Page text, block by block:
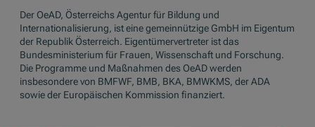
Der OeAD, Österreichs Agentur für Bildung und
Internationalisierung, ist eine gemeinnützige GmbH im Eigentum
der Republik Österreich. Eigentümervertreter ist das
Bundesministerium für Frauen, Wissenschaft und Forschung.
Die Programme und Maßnahmen des OeAD werden
insbesondere von BMFWF, BMB, BKA, BMWKMS, der ADA
sowie der Europäischen Kommission finanziert.